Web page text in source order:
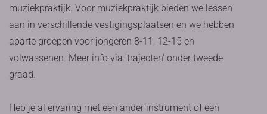
muziekpraktijk. Voor muziekpraktijk bieden we lessen
aan in verschillende vestigingsplaatsen en we hebben
aparte groepen voor jongeren 8-11, 12-15 en
volwassenen. Meer info via 'trajecten' onder tweede
graad.
Heb je al ervaring met een ander instrument of een